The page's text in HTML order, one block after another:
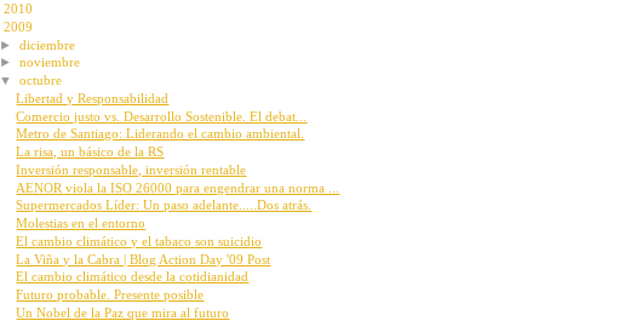
2010
2009
►diciembre
►noviembre
▼octubre
Libertad y Responsabilidad
Comercio justo vs. Desarrollo Sostenible. El debat...
Metro de Santiago: Liderando el cambio ambiental.
La risa, un básico de la RS
Inversión responsable, inversión rentable
AENOR viola la ISO 26000 para engendrar una norma ...
Supermercados Líder: Un paso adelante.....Dos atrás.
Molestias en el entorno
El cambio climático y el tabaco son suicidio
La Viña y la Cabra | Blog Action Day '09 Post
El cambio climático desde la cotidianidad
Futuro probable. Presente posible
Un Nobel de la Paz que mira al futuro